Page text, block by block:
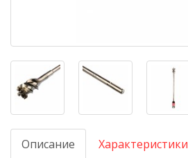
Описание Характеристики